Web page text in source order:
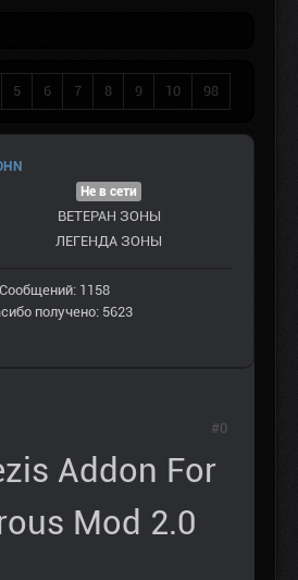
5 6 7 8 9 10 98
Не в сети
ВЕТЕРАН ЗOНЫ
ЛЕГЕНДА ЗОНЫ
Сообщений: 1158
получено: 5623
Addon For
Mod 2.0
#0